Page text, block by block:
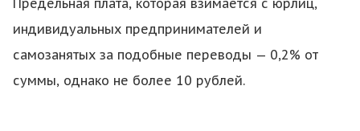
Предельная плата, которая взимается с юрлиц,
индивидуальных предпринимателей и
самозанятых за подобные переводы — 0,2% от
суммы, однако не более 10 рублей.